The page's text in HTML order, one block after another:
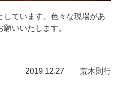
ています。色々な現場があ
いいたします。
2019.12.27 荒木則行